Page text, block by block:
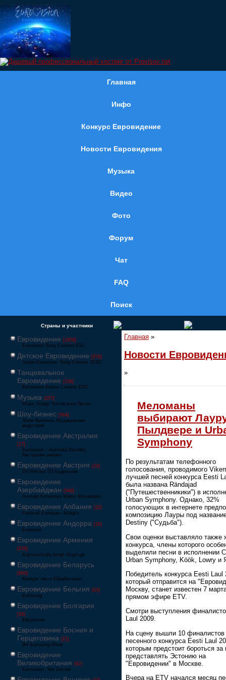
Главная
Инфо
Конкурс Евровидение
Новости Евровидения
Музыка
Видео
Фото
Форум
Чат
FAQ
Поиск
Страны и участники
Евровидение [1858]
Eurovision Song Contest ESC
Детское Евровидение [878]
Junior Eurovision Song Contest JESC
Танцевальное
Евровидение [106]
Eurovision Dance Contest EDC
Музыка [257]
Music Songs Поп-музыка Песни
Шоу-бизнес [564]
Show Business Музыкальная
индустрия
Евровидение Австралия
[17]
Eurovision – Australia Decides
Австралия решает
Евровидение Австрия [24]
Ö3-Wecker Ö3 Будильник
Евровидение
Азербайджан [549]
Avrovijn Avroviziya Mahnı Müsabiqəsi
Евровидение Албания [32]
Festivali Evropian i Këngës
Евровидение Андорра [15]
Eurovisió
Евровидение Армения
[228]
Եվրատեսիլ երգի մրցույթ
Евровидение Беларусь
[600]
Конкурс песні Еўрабачанне
Евровидение Бельгия [24]
Eurosong
Евровидение Болгария
[26]
Евровизия
Евровидение Босния и
Герцеговина [21]
BH Eurosong Show
Евровидение
Великобритания [67]
Eurovision: You Decide
Главная »
Новости
»
Меломаны
выбирают
Пылдвере и
Symphony
По результатам телефонного
голосования, проводимого
лучшей песней конкурса Eesti
была названа Rändajad
("Путешественникики") в
Urban Symphony. Однако, 32%
голосующих в интернете
композицию Лауры под
Destiny ("Судьба").
Свои оценки выставляло также
конкурса, члены которого
выделили песни в исполнении
Urban Symphony, Köök, Lowry и
Победитель конкурса Eesti Laul
который отправится на
Москву, станет известен 7
прямом эфире ETV.
Смотри выступления
Laul 2009.
На сцену вышли 10 финалистов
песенного конкурса Eesti Laul
которым предстоит бороться за
представлять Эстонию на
"Евровидении" в Москве.
Вчера на ETV начался месяц